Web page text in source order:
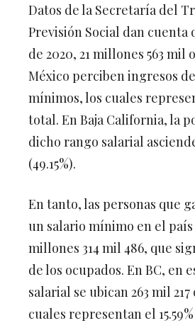
Datos de la Secretaría del
Previsión Social dan cuenta
de 2020, 21 millones 563 mil
México perciben ingresos de
mínimos, los cuales
total. En Baja California, la
dicho rango salarial
(49.15%).
En tanto, las personas que
un salario mínimo en el país
millones 314 mil 486, que
de los ocupados. En BC, en
salarial se ubican 263 mil
cuales representan el